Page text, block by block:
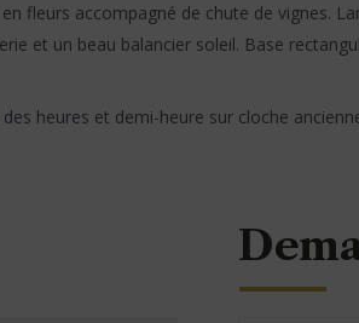
fleurs accompagné de chute de vignes.
et un beau balancier soleil. Base
heures et demi-heure sur cloche